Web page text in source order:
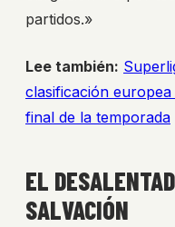
partidos.»
Lee también:
clasificación
final de la temporada
EL
SALVACIÓN